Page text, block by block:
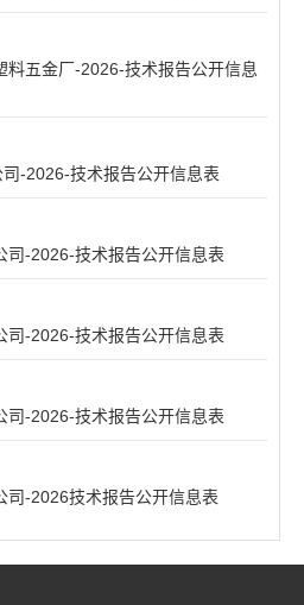
料五金厂-2026-技术报告公开信息
-2026-技术报告公开信息表
司-2026-技术报告公开信息表
司-2026-技术报告公开信息表
司-2026-技术报告公开信息表
司-2026技术报告公开信息表